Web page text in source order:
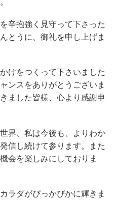
辛抱強く見守って下さった
とうに、御礼を申し上げま
けをつくって下さいました
ンスをありがとうございま
ました皆様、心より感謝申
界、私は今後も、よりわか
信し続けて参ります。また
会を楽しみにしておりま
ラダがぴっかぴかに輝きま